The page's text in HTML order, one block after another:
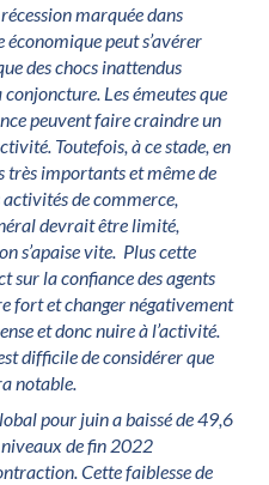
marquée dans
économique peut s’avérer
des chocs inattendus
Les émeutes que
peuvent faire craindre un
Toutefois, à ce stade, en
très importants et même de
de commerce,
devrait être limité,
s’apaise vite. Plus cette
sur la confiance des agents
fort et changer négativement
et donc nuire à l’activité.
difficile de considérer que
notable.
pour juin a baissé de 49,6
de fin 2022
Cette faiblesse de